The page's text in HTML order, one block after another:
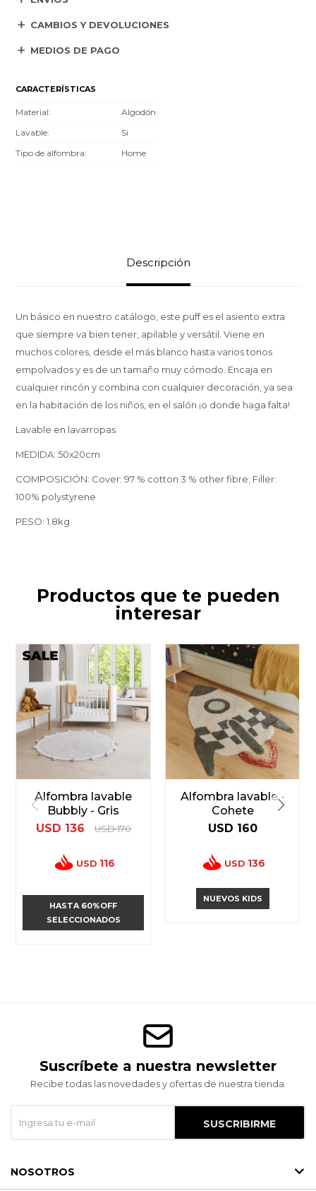
CAMBIOS Y DEVOLUCIONES
MEDIOS DE PAGO
CARACTERÍSTICAS
Material
Algodón
Lavable
Si
Tipo de alfombra
Home
Descripción
Un básico en nuestro catálogo, este puff es el asiento extra
que siempre va bien tener, apilable y versátil. Viene en
muchos colores, desde el más blanco hasta varios tonos
empolvados y es de un tamaño muy cómodo. Encaja en
cualquier rincón y combina con cualquier decoración, ya sea
en la habitación de los niños, en el salón ¡o donde haga falta!
Lavable en lavarropas
MEDIDA: 50x20cm
COMPOSICIÓN: Cover: 97 % cotton 3 % other fibre; Filler:
100% polystyrene
PESO: 1.8kg
Productos que te pueden
interesar
Alfombra lavable
Bubbly - Gris
USD 136 USD 170
USD 116
HASTA 60%OFF
SELECCIONADOS
Alfombra lavable -
Cohete
USD 160
USD 136
NUEVOS KIDS
Suscríbete a nuestra newsletter
Recibe todas las novedades y ofertas de nuestra tienda.
SUSCRIBIRME
NOSOTROS